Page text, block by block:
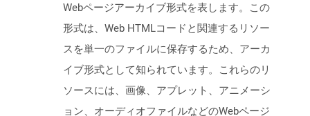
Webページアーカイブ形式を表します。この
形式は、Web HTMLコードと関連するリソー
スを単一のファイルに保存するため、アーカ
イブ形式として知られています。これらのリ
ソースには、画像、アプレット、アニメーシ
ョン、オーディオファイルなどのWebページ